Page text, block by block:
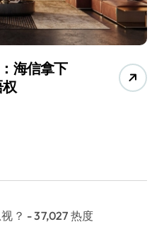
海信拿下
权
？ - 37,027 热度